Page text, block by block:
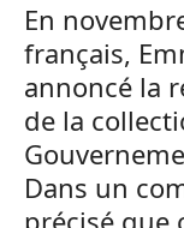
En
français,
annoncé la
de la
Dans un
précisé que